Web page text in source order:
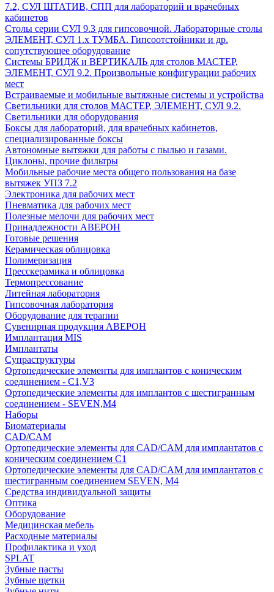
7.2, СУЛ ШТАТИВ, СПП для лабораторий и врачебных
кабинетов
Столы серии СУЛ 9.3 для гипсовочной. Лабораторные столы
ЭЛЕМЕНТ, СУЛ 1.х ТУМБА. Гипсоотстойники и др.
сопутствующее оборудование
Системы БРИДЖ и ВЕРТИКАЛЬ для столов МАСТЕР,
ЭЛЕМЕНТ, СУЛ 9.2. Произвольные конфигурации рабочих
мест
Встраиваемые и мобильные вытяжные системы и устройства
Светильники для столов МАСТЕР, ЭЛЕМЕНТ, СУЛ 9.2.
Светильники для оборудования
Боксы для лабораторий, для врачебных кабинетов,
специализированные боксы
Автономные вытяжки для работы с пылью и газами.
Циклоны, прочие фильтры
Мобильные рабочие места общего пользования на базе
вытяжек УПЗ 7.2
Электроника для рабочих мест
Пневматика для рабочих мест
Полезные мелочи для рабочих мест
Принадлежности АВЕРОН
Готовые решения
Керамическая облицовка
Полимеризация
Пресскерамика и облицовка
Термопрессование
Литейная лаборатория
Гипсовочная лаборатория
Оборудование для терапии
Сувенирная продукция АВЕРОН
Имплантация MIS
Имплантаты
Супраструктуры
Ортопедические элементы для имплантов с коническим
соединением - C1,V3
Ортопедические элементы для имплантов с шестигранным
соединением - SEVEN,M4
Наборы
Биоматериалы
CAD/CAM
Ортопедические элементы для CAD/CAM для имплантатов с
коническим соединением С1
Ортопедические элементы для CAD/CAM для имплантатов с
шестигранным соединением SEVEN, М4
Средства индивидуальной защиты
Оптика
Оборудование
Медицинская мебель
Расходные материалы
Профилактика и уход
SPLAT
Зубные пасты
Зубные щетки